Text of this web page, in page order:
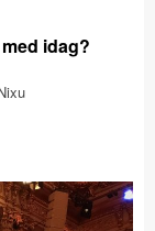
idag?